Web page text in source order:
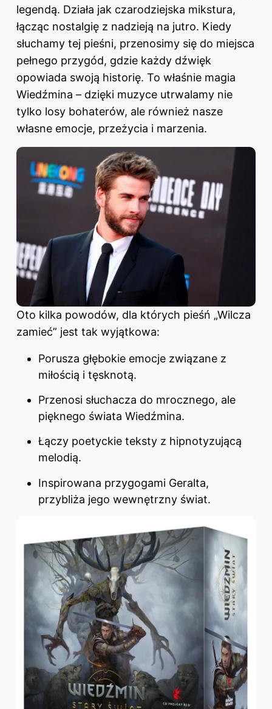
legendą. Działa jak czarodziejska mikstura,
łącząc nostalgię z nadzieją na jutro. Kiedy
słuchamy tej pieśni, przenosimy się do miejsca
pełnego przygód, gdzie każdy dźwięk
opowiada swoją historię. To właśnie magia
Wiedźmina – dzięki muzyce utrwalamy nie
tylko losy bohaterów, ale również nasze
własne emocje, przeżycia i marzenia.
Oto kilka powodów, dla których pieśń „Wilcza
zamieć” jest tak wyjątkowa:
Porusza głębokie emocje związane z
miłością i tęsknotą.
Przenosi słuchacza do mrocznego, ale
pięknego świata Wiedźmina.
Łączy poetyckie teksty z hipnotyzującą
melodią.
Inspirowana przygogami Geraltа,
przybliża jego wewnętrzny świat.